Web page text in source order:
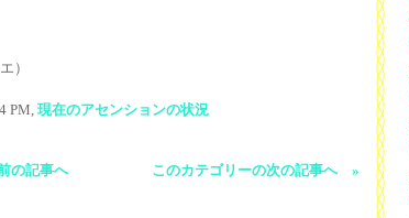
）
PM, 現在のアセンションの状況
の記事へ このカテゴリーの次の記事へ »